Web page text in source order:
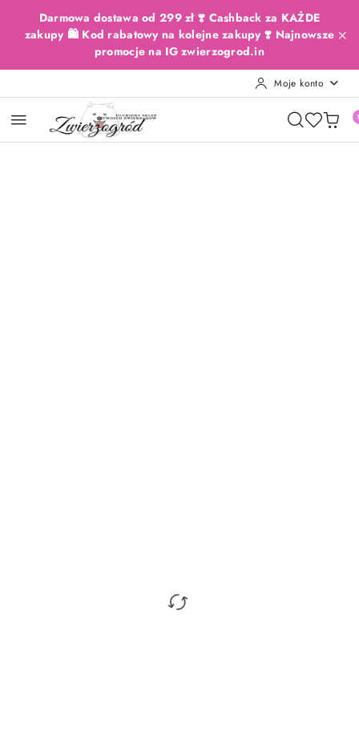
Przejdź do treści głównej
Przejdź do wyszukiwarki
Przejdź do moje konto
Przejdź do menu głównego
Przejdź do opisu produktu
Przejdź do stopki
Darmowa dostawa od 299 zł ❣️ Cashback za KAŻDE
zakupy 🛍️ Kod rabatowy na kolejne zakupy ❣️ Najnowsze
promocje na IG zwierzogrod.in
Moje konto